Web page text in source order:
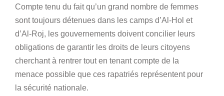
Compte tenu du fait qu’un grand nombre de femmes
sont toujours détenues dans les camps d’Al-Hol et
d’Al-Roj, les gouvernements doivent concilier leurs
obligations de garantir les droits de leurs citoyens
cherchant à rentrer tout en tenant compte de la
menace possible que ces rapatriés représentent pour
la sécurité nationale.